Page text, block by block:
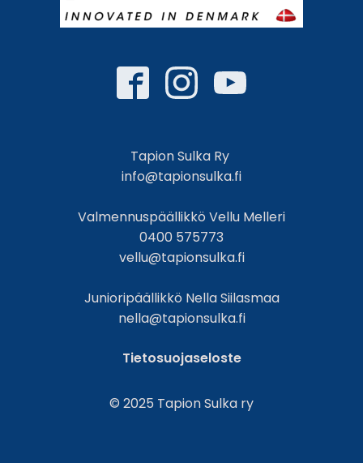
Tapion Sulka Ry
info@tapionsulka.fi
Valmennuspäällikkö Vellu Melleri
0400 575773
vellu@tapionsulka.fi
Junioripäällikkö Nella Siilasmaa
nella@tapionsulka.fi
Tietosuojaseloste
© 2025 Tapion Sulka ry